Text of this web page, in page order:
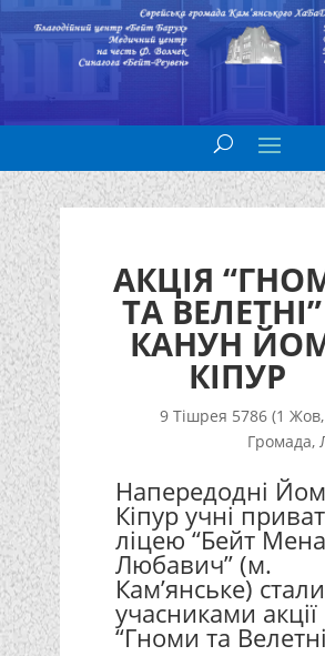
АКЦІЯ
ТА
КАНУН
КІПУР
9 Тішрея 5786 (1
Громада,
Напередодні
Кіпур учні
ліцею “Бейт
Любавич” (м.
Кам’янське) стали
учасниками акції
“Гноми та